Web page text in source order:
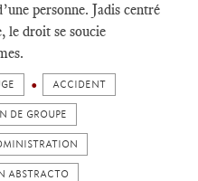
personne. Jadis centré
le droit se soucie
ACCIDENT
DE GROUPE
ABSTRACTO